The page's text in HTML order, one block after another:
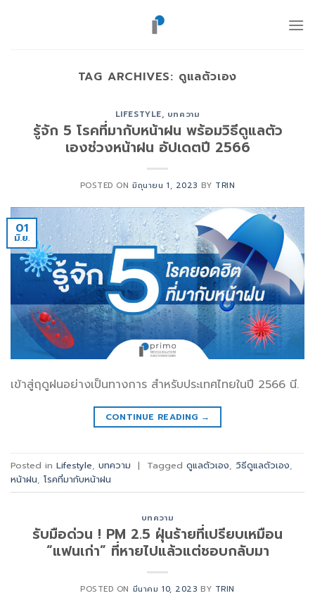
TAG ARCHIVES: ดูแลตัวเอง
LIFESTYLE, บทความ
รู้จัก 5 โรคที่มากับหน้าฝน พร้อมวิธีดูแลตัว
เองช่วงหน้าฝน อัปเดตปี 2566
POSTED ONมิถุนายน 1, 2023 BY TRIN
01
มิ.ย.
เข้าสู่ฤดูฝนอย่างเป็นทางการ สำหรับประเทศไทยในปี 2566 นี.
CONTINUE READING →
Posted in Lifestyle บทความ | Tagged ดูแลตัวเอง วิธีดูแลตัวเอง
หน้าฝน โรคที่มากับหน้าฝน
บทความ
รับมือด่วน ! PM 2.5 ฝุ่นร้ายที่เปรียบเหมือน
“แฟนเก่า” ที่หายไปแล้วแต่ชอบกลับมา
POSTED ON มีนาคม 10, 2023 BY TRIN